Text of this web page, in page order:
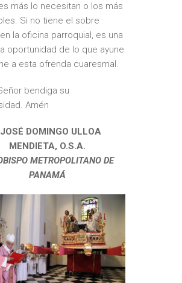
más lo necesitan o los más
Si no tiene el sobre
la oficina parroquial, es una
oportunidad de lo que ayune
a esta ofrenda cuaresmal.
bendiga su
Amén
DOMINGO ULLOA
MENDIETA, O.S.A.
METROPOLITANO DE
PANAMÁ